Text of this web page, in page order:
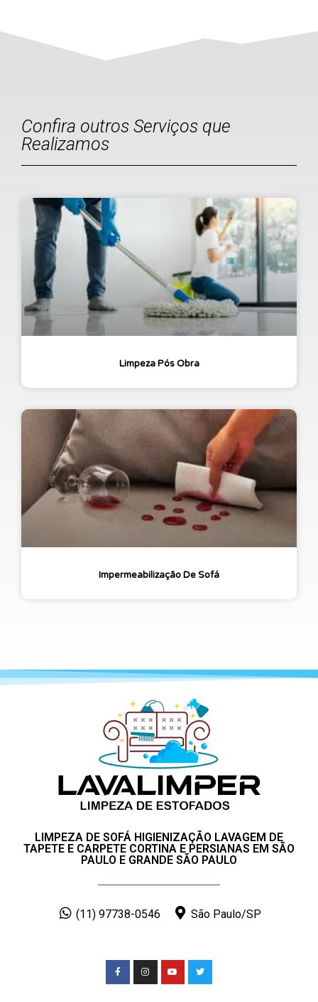
Confira outros Serviços que
Realizamos
Limpeza Pós Obra
Impermeabilização De Sofá
LIMPEZA DE SOFÁ HIGIENIZAÇÃO LAVAGEM DE
TAPETE E CARPETE CORTINA E PERSIANAS EM SÃO
PAULO E GRANDE SÃO PAULO
(11) 97738-0546 São Paulo/SP